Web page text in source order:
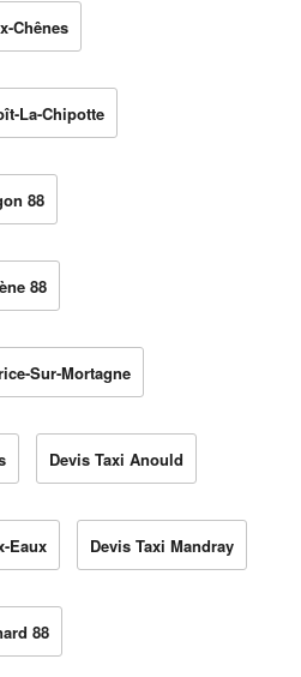
Chênes
La-Chipotte
88
88
Sur-Mortagne
Devis Taxi Anould
Eaux Devis Taxi Mandray
88